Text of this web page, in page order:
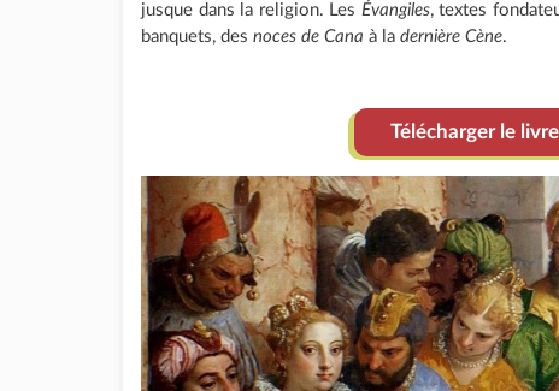
jusque dans la religion. Les Évangiles, textes
banquets, des noces de Cana à la dernière Cène.
Télécharger le